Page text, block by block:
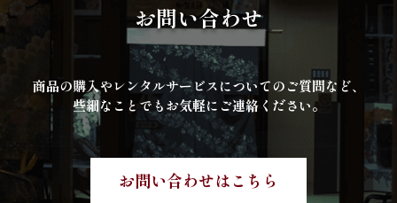
お問い合わせ
商品の購入やレンタルサービスについてのご質問など、
些細なことでもお気軽にご連絡ください。
お問い合わせはこちら